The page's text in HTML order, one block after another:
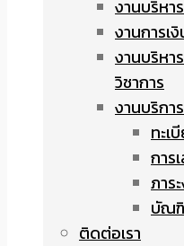
งานบริหา
งานการเ
งานบริหา
วิชาการ
งานบริกา
ทะเ
การ
ภาร
บัณ
ติดต่อเรา